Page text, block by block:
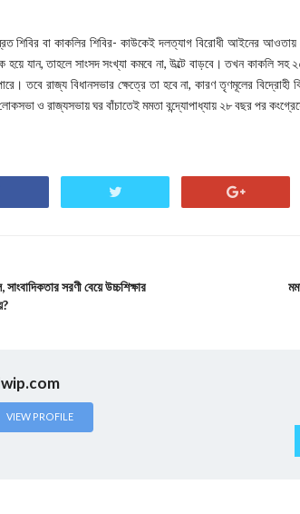
শিবির বা কাকলির শিবির- কাউকেই দলত্যাগ বিরোধী আইনের আওতায়
হয়ে যান, তাহলে সাংসদ সংখ্যা কমবে না, উল্টে বাড়বে। তখন কাকলি
তবে রাজ্য বিধানসভার ক্ষেত্রে তা হবে না, কারণ তৃণমূলের বিদ্রোহী
ও রাজ্যসভায় ঘর বাঁচাতেই মমতা বন্দ্যোপাধ্যায় ২৮ বছর পর
সরণী বেয়ে উচ্চশিক্ষার
VIEW PROFILE